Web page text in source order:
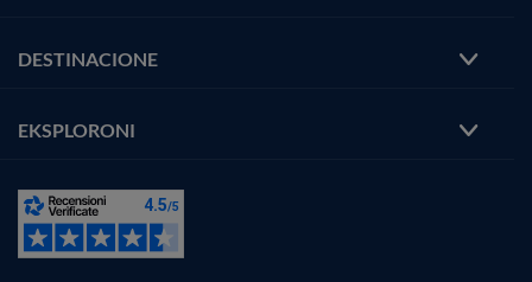
DESTINACIONE
EKSPLORONI